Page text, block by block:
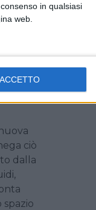
in qualsiasi
web.
ACCETTO
è
I
deck è
ciò
dalla